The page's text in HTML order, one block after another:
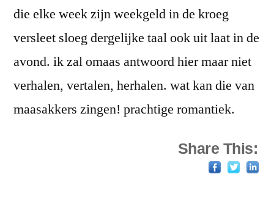
die elke week zijn weekgeld in de kroeg
versleet sloeg dergelijke taal ook uit laat in de
avond. ik zal omaas antwoord hier maar niet
verhalen, vertalen, herhalen. wat kan die van
maasakkers zingen! prachtige romantiek.
Share This: